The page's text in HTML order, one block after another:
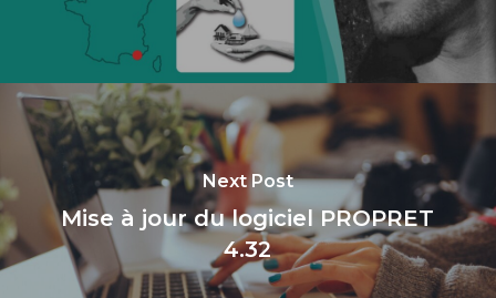
Next Post
Mise à jour du logiciel PROPRET
4.32